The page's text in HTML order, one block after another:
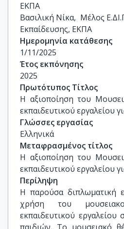
ΕΚΠΑ
Βασιλική Νίκα,  Μέλος
Εκπαίδευσης, ΕΚΠΑ
Ημερομηνία κατάθεσης
1/11/2025
Έτος εκπόνησης
2025
Πρωτότυπος Τίτλος
Η αξιοποίηση του
εκπαιδευτικού εργαλείου
Γλώσσες εργασίας
Ελληνικά
Μεταφρασμένος τίτλος
Η αξιοποίηση του
εκπαιδευτικού εργαλείου
Περίληψη
Η παρούσα διπλωματική
χρήση του
εκπαιδευτικού εργαλείου